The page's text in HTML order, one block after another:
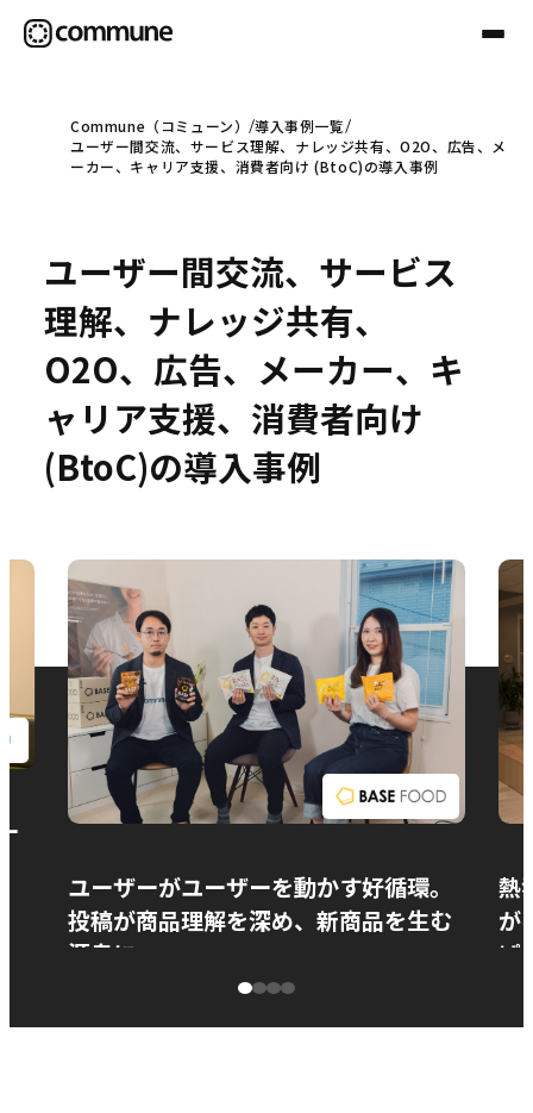
Communeについて
事例
セミナー
お問い合わせ
Commune（コミューン）
導入事例一覧
ユーザー間交流、サービス理解、ナレッジ共有、O2O、広告、メ
ーカー、キャリア支援、消費者向け (BtoC)の導入事例
ユーザー間交流、サービス
理解、ナレッジ共有、
O2O、広告、メーカー、キ
ャリア支援、消費者向け
(BtoC)の導入事例
ユーザーがユーザーを動かす好循環。
投稿が商品理解を深め、新商品を生む
源泉に
熱
が
ぱ